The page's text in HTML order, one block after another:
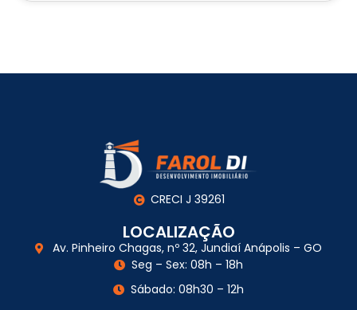
CRECI J 39261
LOCALIZAÇÃO
Av. Pinheiro Chagas, nº 32, Jundiaí Anápolis – GO
Seg – Sex: 08h – 18h
Sábado: 08h30 – 12h